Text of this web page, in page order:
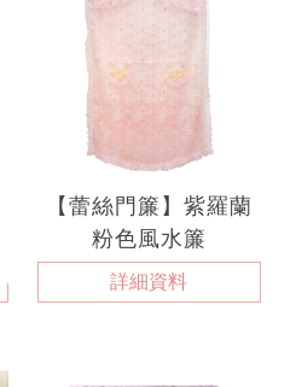
【蕾絲門簾】紫羅蘭
粉色風水簾
詳細資料